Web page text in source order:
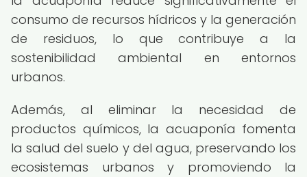
consumo de recursos hídricos y la generación
de residuos, lo que contribuye a la
sostenibilidad ambiental en entornos
urbanos.
Además, al eliminar la necesidad de
productos químicos, la acuaponía fomenta
la salud del suelo y del agua, preservando los
ecosistemas urbanos y promoviendo la